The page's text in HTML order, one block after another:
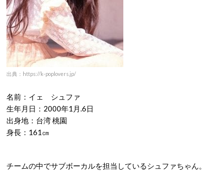
出典：https://k-poplovers.jp/
名前：イェ シュファ
生年月日：2000年1月.6日
出身地：台湾 桃園
身長：161㎝
チームの中でサブボーカルを担当しているシュファちゃん。